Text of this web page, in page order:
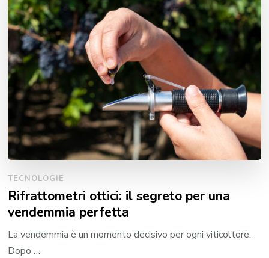
TECNOLOGIE
Rifrattometri ottici: il segreto per una
vendemmia perfetta
La vendemmia è un momento decisivo per ogni viticoltore.
Dopo …